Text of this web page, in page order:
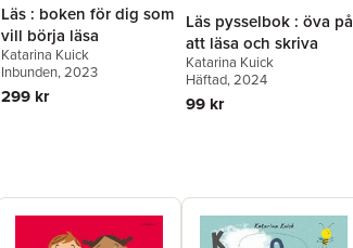
Läs : boken för dig som
vill börja läsa
Katarina Kuick
Inbunden, 2023
299 kr
Läs pysselbok : öva på
att läsa och skriva
Katarina Kuick
Häftad, 2024
99 kr